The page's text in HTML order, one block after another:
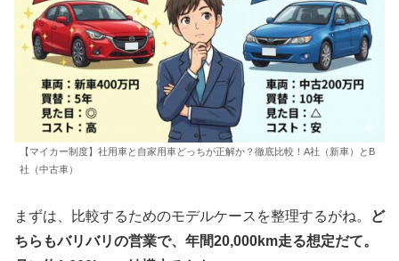
【マイカー制度】社用車と自家用車どっちが正解か？徹底比較！A社（新車）とB
社（中古車）
まずは、比較するためのモデルケースを整理するがね。
ど
ちらもバリバリの営業で、年間20,000km走る想定だて。